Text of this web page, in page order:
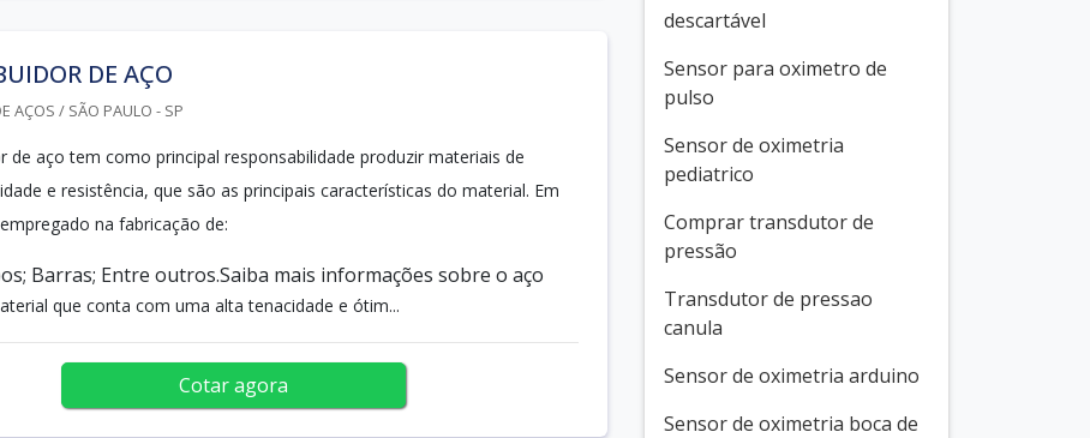
DE AÇO
AÇOS / SÃO PAULO - SP
de aço tem como principal responsabilidade produzir materiais de
e resistência, que são as principais características do material. Em
na fabricação de:
Barras; Entre outros.Saiba mais informações sobre o aço
que conta com uma alta tenacidade e ótim...
Cotar agora
descartável
Sensor para oximetro de
pulso
Sensor de oximetria
pediatrico
Comprar transdutor de
pressão
Transdutor de pressao
canula
Sensor de oximetria arduino
Sensor de oximetria boca de